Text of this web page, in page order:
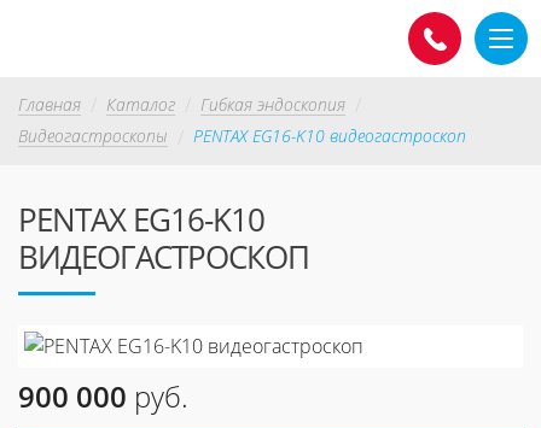
Главная Каталог
Гибкая эндоскопия
Видеогастроскопы
PENTAX EG16-K10 видеогастроскоп
PENTAX EG16-K10
ВИДЕОГАСТРОСКОП
900 000 руб.